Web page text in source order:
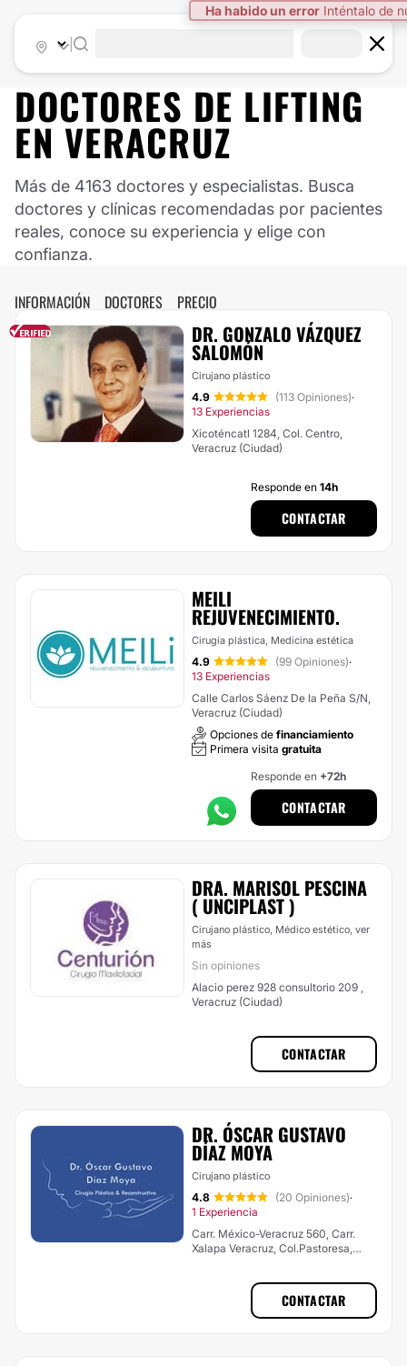
DOCTORES DE LIFTING
EN VERACRUZ
Más de 4163 doctores y especialistas. Busca
doctores y clínicas recomendadas por pacientes
reales, conoce su experiencia y elige con
confianza.
INFORMACIÓN DOCTORES PRECIO
DR. GONZALO VÁZQUEZ
SALOMÓN
Cirujano plástico
4.9 (113 Opiniones)·
13 Experiencias
Xicoténcatl 1284, Col. Centro,
Veracruz (Ciudad)
Responde en 14h
CONTACTAR
MEILI
REJUVENECIMIENTO.
Cirugía plástica, Medicina estética
4.9 (99 Opiniones)·
13 Experiencias
Calle Carlos Sáenz De la Peña S/N,
Veracruz (Ciudad)
Opciones de financiamiento
Primera visita gratuita
Responde en +72h
CONTACTAR
DRA. MARISOL PESCINA
( UNCIPLAST )
Cirujano plástico, Médico estético, ver
más
Sin opiniones
Alacio perez 928 consultorio 209 ,
Veracruz (Ciudad)
CONTACTAR
DR. ÓSCAR GUSTAVO
DÍAZ MOYA
Cirujano plástico
4.8 (20 Opiniones)·
1 Experiencia
Carr. México-Veracruz 560, Carr.
Xalapa Veracruz, Col.Pastoresa,
CONTACTAR